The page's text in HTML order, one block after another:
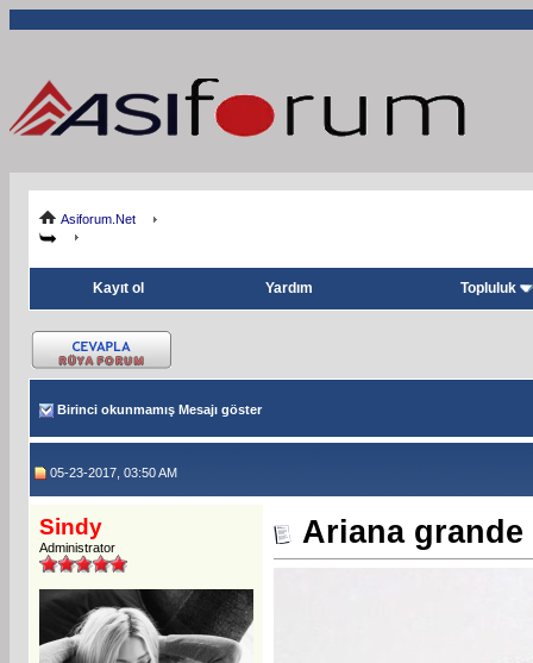
Asiforum.Net
Kayıt ol Yardım Topluluk
Birinci okunmamış Mesajı göster
05-23-2017, 03:50 AM
Sindy
Administrator Ariana